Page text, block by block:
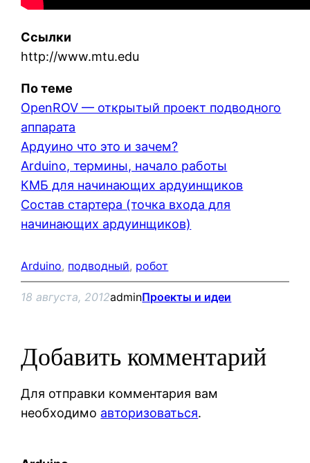
Ссылки
http://www.mtu.edu
По теме
OpenROV — открытый проект подводного
аппарата
Ардуино что это и зачем?
Arduino, термины, начало работы
КМБ для начинающих ардуинщиков
Состав стартера (точка входа для
начинающих ардуинщиков)
Arduino, подводный, робот
18 августа, 2012adminПроекты и идеи
Добавить комментарий
Для отправки комментария вам
необходимо авторизоваться.